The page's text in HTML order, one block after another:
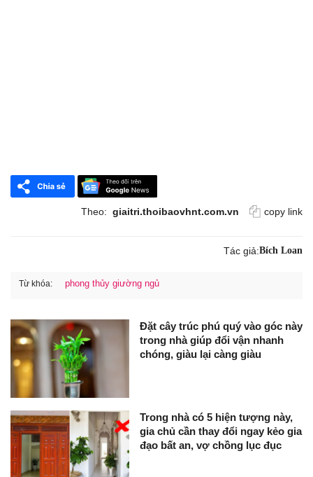
Theo: giaitri.thoibaovhnt.com.vn copy link
Tác giả:Bích Loan
Từ khóa: phong thủy giường ngủ
Đặt cây trúc phú quý vào góc này
trong nhà giúp đổi vận nhanh
chóng, giàu lại càng giàu
Trong nhà có 5 hiện tượng này,
gia chủ cần thay đổi ngay kẻo gia
đạo bất an, vợ chồng lục đục